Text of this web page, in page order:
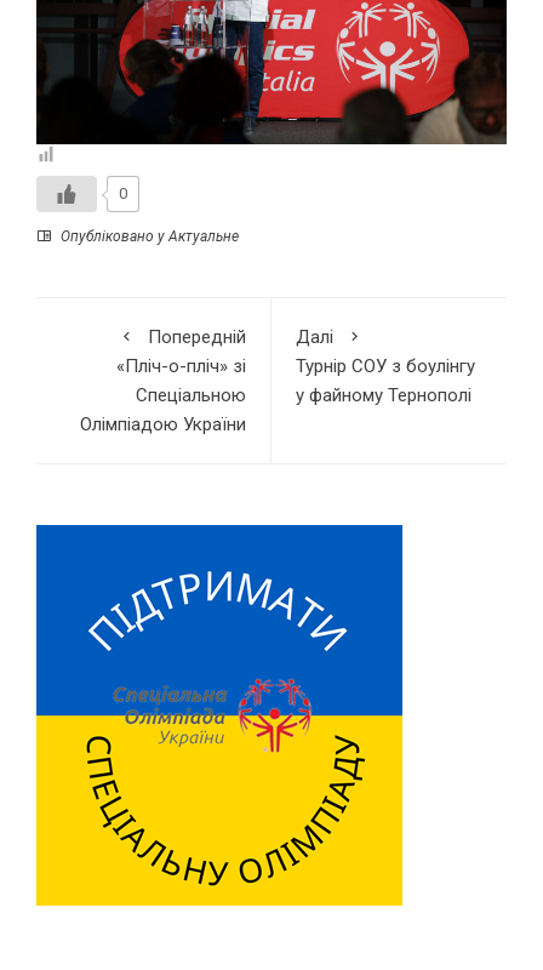
0
Опубліковано у Актуальне
Попередній
«Пліч-о-пліч» зі
Спеціальною
Олімпіадою України
Далі
Турнір СОУ з боулінгу
у файному Тернополі